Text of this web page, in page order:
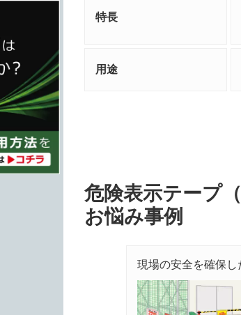
特長
用途
危険表示テープ
お悩み事例
現場の安全を確保し